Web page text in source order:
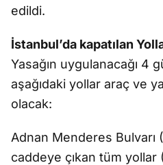
edildi.
İstanbul’da kapatılan
Yasağın uygulanacağı 4
aşağıdaki yollar araç ve
olacak:
Adnan Menderes Bulvarı
caddeye çıkan tüm yollar